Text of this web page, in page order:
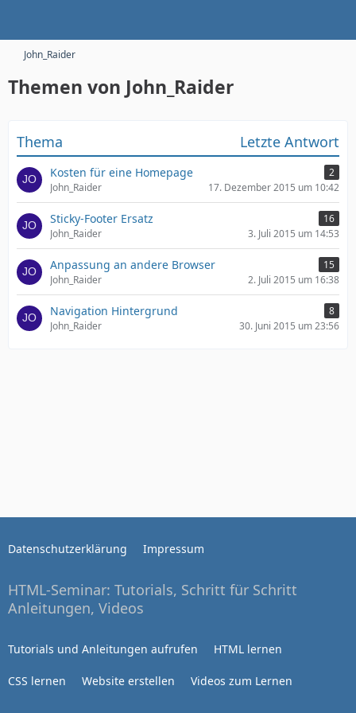
John_Raider
Themen von John_Raider
Thema Letzte Antwort
Kosten für eine Homepage
2
John_Raider
17. Dezember 2015 um 10:42
Sticky-Footer Ersatz
16
John_Raider
3. Juli 2015 um 14:53
Anpassung an andere Browser
15
John_Raider
2. Juli 2015 um 16:38
Navigation Hintergrund
8
John_Raider
30. Juni 2015 um 23:56
Datenschutzerklärung Impressum
HTML-Seminar: Tutorials, Schritt für Schritt
Anleitungen, Videos
Tutorials und Anleitungen aufrufen HTML lernen
CSS lernen Website erstellen Videos zum Lernen